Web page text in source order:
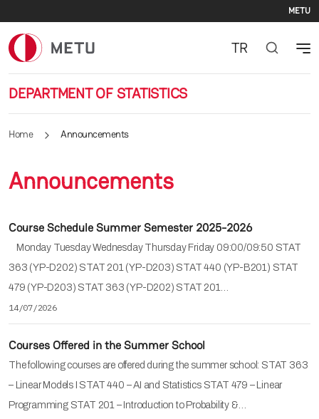
METU
DEPARTMENT OF STATISTICS
TR
Home Announcements
Announcements
Course Schedule Summer Semester 2025-2026
Monday Tuesday Wednesday Thursday Friday 09:00/09:50 STAT
363 (YP-D202) STAT 201 (YP-D203) STAT 440 (YP-B201) STAT
479 (YP-D203) STAT 363 (YP-D202) STAT 201…
14/07/2026
Courses Offered in the Summer School
The following courses are offered during the summer school: STAT 363
– Linear Models I STAT 440 – AI and Statistics STAT 479 – Linear
Programming STAT 201 – Introduction to Probability &…